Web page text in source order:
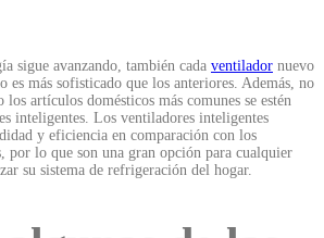
sigue avanzando, también cada ventilador nuevo
es más sofisticado que los anteriores. Además, no
los artículos domésticos más comunes se estén
inteligentes. Los ventiladores inteligentes
y eficiencia en comparación con los
por lo que son una gran opción para cualquier
su sistema de refrigeración del hogar.